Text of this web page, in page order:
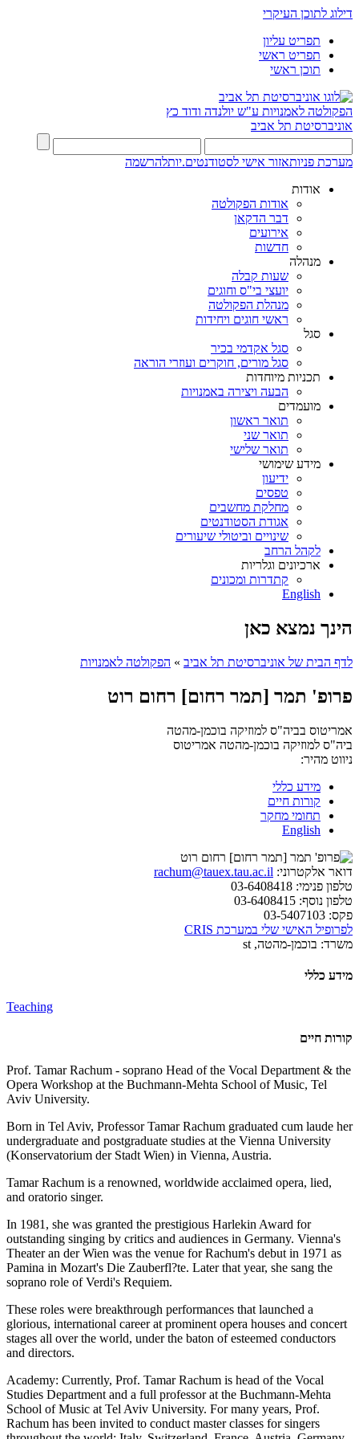
דילוג לתוכן העיקרי
תפריט עליון
תפריט ראשי
תוכן ראשי
הפקולטה לאמנויות ע"ש יולנדה ודוד כץ
אוניברסיטת תל אביב
מערכת פניותאזור אישי לסטודנטים.יותלהרשמה
אודות
אודות הפקולטה
דבר הדקאן
אירועים
חדשות
מנהלה
שעות קבלה
יועצי בי"ס וחוגים
מנהלת הפקולטה
ראשי חוגים ויחידות
סגל
סגל אקדמי בכיר
סגל מורים, חוקרים ועוזרי הוראה
תכניות מיוחדות
הבעה ויצירה באמנויות
מועמדים
תואר ראשון
תואר שני
תואר שלישי
מידע שימושי
ידיעון
טפסים
מחלקת מחשבים
אגודת הסטודנטים
שינויים וביטולי שיעורים
לקהל הרחב
ארכיונים וגלריות
קתדרות ומכונים
English
הינך נמצא כאן
לדף הבית של אוניברסיטת תל אביב » הפקולטה לאמנויות
פרופ' תמר [תמר רחום] רחום רוט
אמריטוס בביה"ס למוזיקה בוכמן-מהטה
ביה"ס למוזיקה בוכמן-מהטה אמריטוס
ניווט מהיר:
מידע כללי
קורות חיים
תחומי מחקר
English
דואר אלקטרוני: rachum@tauex.tau.ac.il
טלפון פנימי:
טלפון נוסף:
פקס:
לפרופיל האישי שלי במערכת CRIS
משרד: בוכמן-מהטה, st
מידע כללי
Teaching
קורות חיים
Prof. Tamar Rachum - soprano Head of the Vocal Department & the
Opera Workshop at the Buchmann-Mehta School of Music, Tel
Aviv University.
Born in Tel Aviv, Professor Tamar Rachum graduated cum laude her
undergraduate and postgraduate studies at the Vienna University
(Konservatorium der Stadt Wien) in Vienna, Austria.
Tamar Rachum is a renowned, worldwide acclaimed opera, lied,
and oratorio singer.
In 1981, she was granted the prestigious Harlekin Award for
outstanding singing by critics and audiences in Germany. Vienna's
Theater an der Wien was the venue for Rachum's debut in 1971 as
Pamina in Mozart's Die Zauberfl?te. Later that year, she sang the
soprano role of Verdi's Requiem.
These roles were breakthrough performances that launched a
glorious, international career at prominent opera houses and concert
stages all over the world, under the baton of esteemed conductors
and directors.
Academy: Currently, Prof. Tamar Rachum is head of the Vocal
Studies Department and a full professor at the Buchmann-Mehta
School of Music at Tel Aviv University. For many years, Prof.
Rachum has been invited to conduct master classes for singers